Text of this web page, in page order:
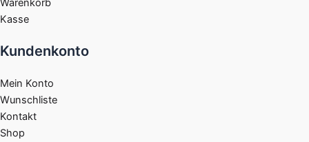
Warenkorb
Kasse
Kundenkonto
Mein Konto
Wunschliste
Kontakt
Shop